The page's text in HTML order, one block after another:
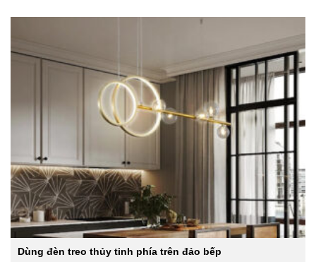
Dùng đèn treo thủy tinh phía trên đảo bếp